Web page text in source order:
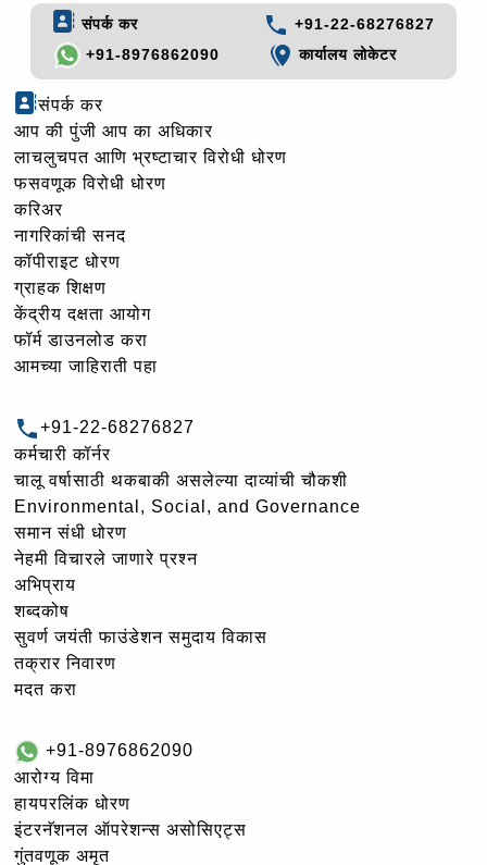
संपर्क कर
+91-22-68276827
+91-8976862090
कार्यालय लोकेटर
संपर्क कर
आप की पुंजी आप का अधिकार
लाचलुचपत आणि भ्रष्टाचार विरोधी धोरण
फसवणूक विरोधी धोरण
करिअर
नागरिकांची सनद
कॉपीराइट धोरण
ग्राहक शिक्षण
केंद्रीय दक्षता आयोग
फॉर्म डाउनलोड करा
आमच्या जाहिराती पहा
+91-22-68276827
कर्मचारी कॉर्नर
चालू वर्षासाठी थकबाकी असलेल्या दाव्यांची चौकशी
Environmental, Social, and Governance
समान संधी धोरण
नेहमी विचारले जाणारे प्रश्न
अभिप्राय
शब्दकोष
सुवर्ण जयंती फाउंडेशन समुदाय विकास
तक्रार निवारण
मदत करा
+91-8976862090
आरोग्य विमा
हायपरलिंक धोरण
इंटरनॅशनल ऑपरेशन्स असोसिएट्स
गुंतवणूक अमृत